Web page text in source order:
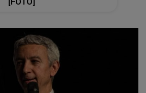
[FOTO]